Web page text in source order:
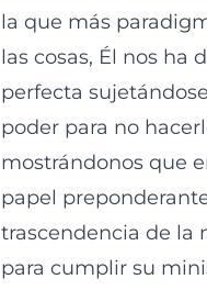
la que más
las cosas, Él nos
perfecta
poder para no
mostrándonos que
papel
trascendencia de la
para cumplir su